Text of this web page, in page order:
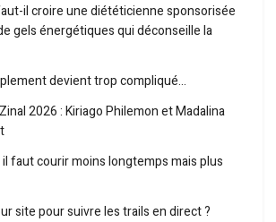
il croire une diététicienne sponsorisée
gels énergétiques qui déconseille la
devient trop compliqué…
2026 : Kiriago Philemon et Madalina
faut courir moins longtemps mais plus
site pour suivre les trails en direct ?